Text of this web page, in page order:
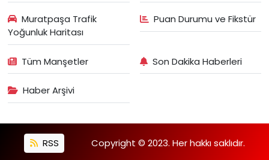
Muratpaşa Trafik
Yoğunluk Haritası
Puan Durumu ve Fikstür
Tüm Manşetler Son Dakika Haberleri
Haber Arşivi
RSS Copyright © 2023. Her hakkı saklıdır.